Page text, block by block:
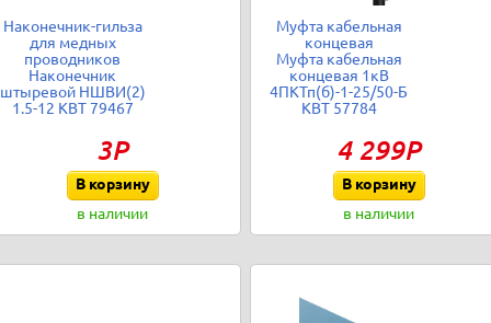
Наконечник-гильза
для медных
проводников
Наконечник
штыревой НШВИ(2)
1.5-12 КВТ 79467
3Р
В корзину
в наличии
Муфта кабельная
концевая
Муфта кабельная
концевая 1кВ
4ПКТп(б)-1-25/50-Б
КВТ 57784
4 299Р
В корзину
в наличии